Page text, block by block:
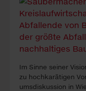
Im Sin­ne sei­ner
zu hoch­ka­rä­ti­gen
ums­dis­kus­si­on in